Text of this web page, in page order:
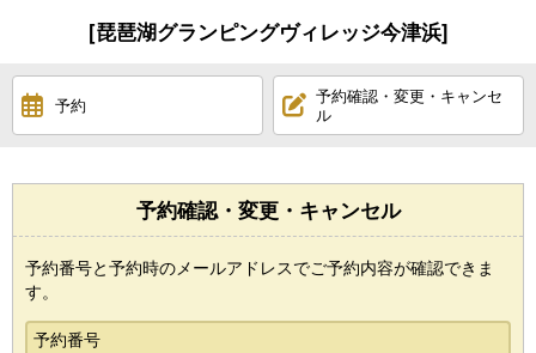
[琵琶湖グランピングヴィレッジ今津浜]
予約
予約確認・変更・キャンセ
ル
予約確認・変更・キャンセル
予約番号と予約時のメールアドレスでご予約内容が確認できま
す。
予約番号